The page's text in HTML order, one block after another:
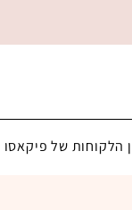
הלקוחות של פיקאסו